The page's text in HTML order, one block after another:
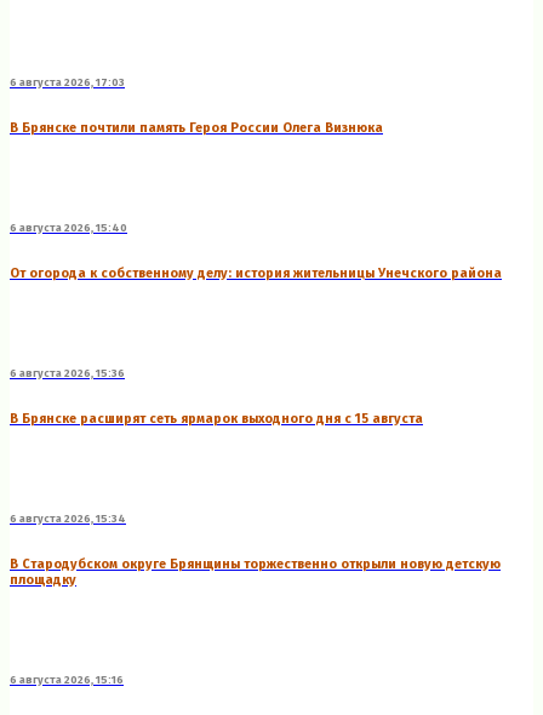
6 августа 2026, 17:03
В Брянске почтили память Героя России Олега Визнюка
6 августа 2026, 15:40
От огорода к собственному делу: история жительницы Унечского района
6 августа 2026, 15:36
В Брянске расширят сеть ярмарок выходного дня с 15 августа
6 августа 2026, 15:34
В Стародубском округе Брянщины торжественно открыли новую детскую
площадку
6 августа 2026, 15:16